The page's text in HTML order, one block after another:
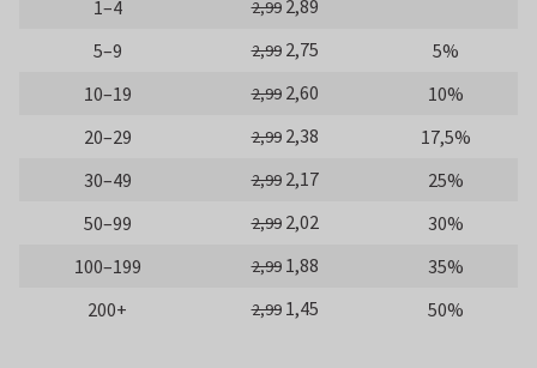
1–4
2,99 2,89
5–9
2,99 2,75
5%
10–19
2,99 2,60
10%
20–29
2,99 2,38
17,5%
30–49
2,99 2,17
25%
50–99
2,99 2,02
30%
100–199
2,99 1,88
35%
200+
2,99 1,45 50%